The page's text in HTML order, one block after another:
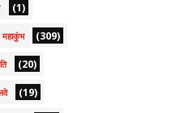
(1)
महाकुंभ (309)
(20)
(19)